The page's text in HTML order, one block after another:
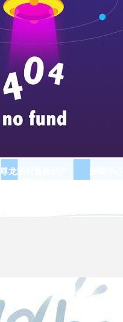
尊龙凯时最新的产
新闻中心
常用
低压